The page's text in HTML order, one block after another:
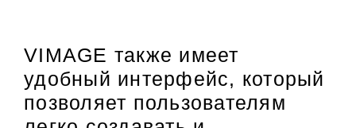
VIMAGE также имеет
удобный интерфейс, который
позволяет пользователям